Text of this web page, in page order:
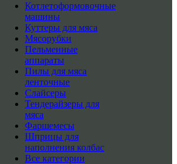
Котлетоформовочные
машины
Куттеры для мяса
Мясорубки
Пельменные
аппараты
Пилы для мяса
ленточные
Слайсеры
Тендерайзеры для
мяса
Фаршемесы
Шприцы для
наполнения колбас
Все категории